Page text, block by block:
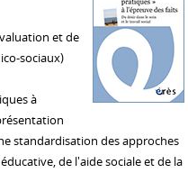
et de
sociaux)
à
standardisation des approches
de l'aide sociale et de la